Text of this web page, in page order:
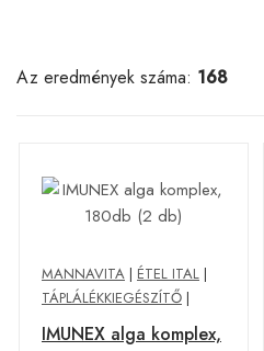
Az eredmények száma: 168
MANNAVITA | ÉTEL ITAL |
TÁPLÁLÉKKIEGÉSZÍTŐ |
IMUNEX alga komplex,